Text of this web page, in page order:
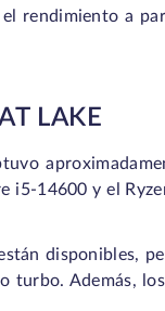
rendimiento a
LAKE
i5-14600 y el
disponibles,
turbo. Además,